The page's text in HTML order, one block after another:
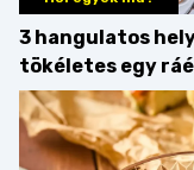
3 hangulatos
tökéletes egy
hétvégi ebédhez